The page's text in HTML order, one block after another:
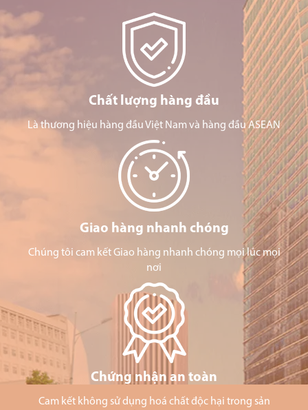
Chất lượng hàng đầu
Là thương hiệu hàng đầu Việt Nam và hàng đầu ASEAN
Giao hàng nhanh chóng
Chúng tôi cam kết Giao hàng nhanh chóng mọi lúc mọi
nơi
Chứng nhận an toàn
Cam kết không sử dụng hoá chất độc hại trong sản